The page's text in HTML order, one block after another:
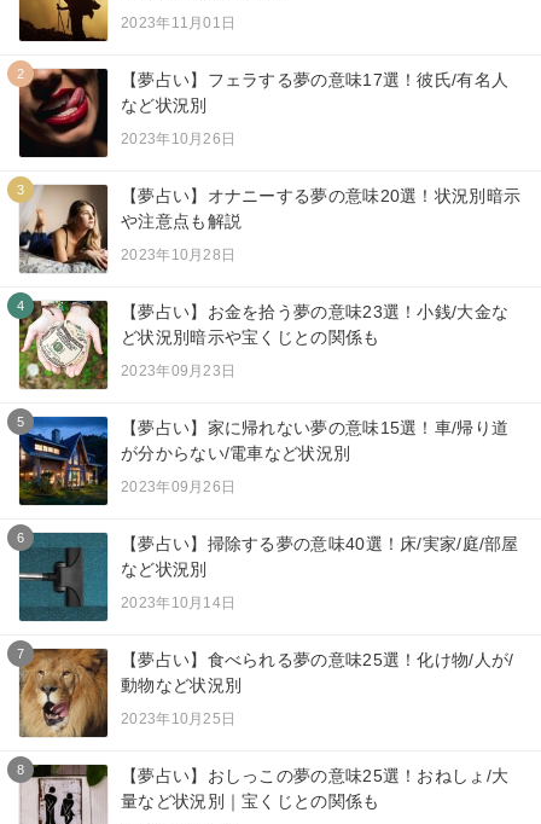
2023年11月01日
2
【夢占い】フェラする夢の意味17選！彼氏/有名人
など状況別
2023年10月26日
3
【夢占い】オナニーする夢の意味20選！状況別暗示
や注意点も解説
2023年10月28日
4
【夢占い】お金を拾う夢の意味23選！小銭/大金な
ど状況別暗示や宝くじとの関係も
2023年09月23日
5
【夢占い】家に帰れない夢の意味15選！車/帰り道
が分からない/電車など状況別
2023年09月26日
6
【夢占い】掃除する夢の意味40選！床/実家/庭/部屋
など状況別
2023年10月14日
7
【夢占い】食べられる夢の意味25選！化け物/人が/
動物など状況別
2023年10月25日
8
【夢占い】おしっこの夢の意味25選！おねしょ/大
量など状況別｜宝くじとの関係も